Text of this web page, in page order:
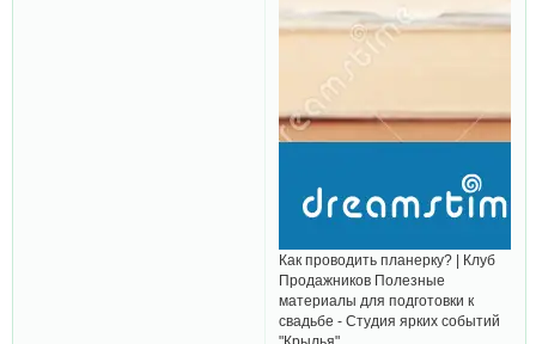
Как проводить планерку? | Клуб
Продажников Полезные
материалы для подготовки к
свадьбе - Студия ярких событий